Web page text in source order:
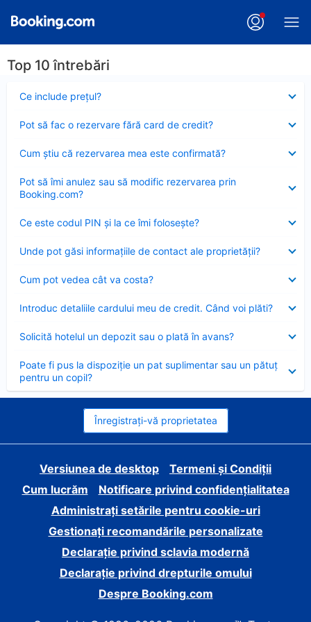
Top 10 întrebări
Ce include preţul?
închis
Pot să fac o rezervare fără card de credit?
închis
Cum ştiu că rezervarea mea este confirmată?
închis
Pot să îmi anulez sau să modific rezervarea prin
Booking.com?
închis
Ce este codul PIN şi la ce îmi foloseşte?
închis
Unde pot găsi informațiile de contact ale proprietății?
închis
Cum pot vedea cât va costa?
închis
Introduc detaliile cardului meu de credit. Când voi plăti?
închis
Solicită hotelul un depozit sau o plată în avans?
închis
Poate fi pus la dispoziție un pat suplimentar sau un pătuț
pentru un copil?
închis
Înregistrați-vă proprietatea
Versiunea de desktop
Termeni și Condiții
Cum lucrăm
Notificare privind confidențialitatea
Administrați setările pentru cookie-uri
Gestionați recomandările personalizate
Declarație privind sclavia modernă
Declarație privind drepturile omului
Despre Booking.com